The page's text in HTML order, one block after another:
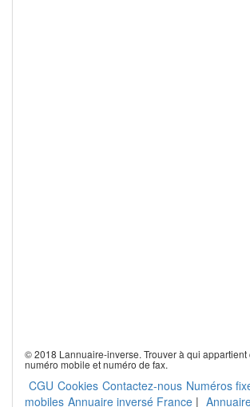
© 2018 Lannuaire-inverse. Trouver à qui appartient
numéro mobile et numéro de fax.
CGU Cookies Contactez-nous Numéros
mobiles Annuaire inversé France |